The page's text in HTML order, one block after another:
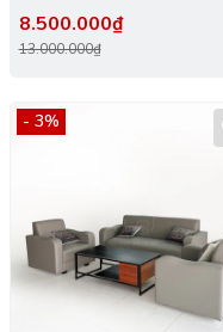
8.500.000₫
13.000.000₫
- 3%